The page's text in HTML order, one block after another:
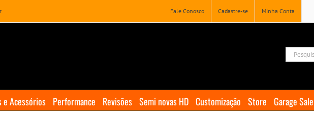
Fale Conosco Cadastre-se Minha Conta
Buscar
resultados
e Acessórios Performance Revisões Semi novas HD Customização Store Garage Sale